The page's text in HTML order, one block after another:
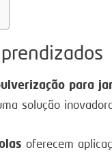
para
solução
oferecem